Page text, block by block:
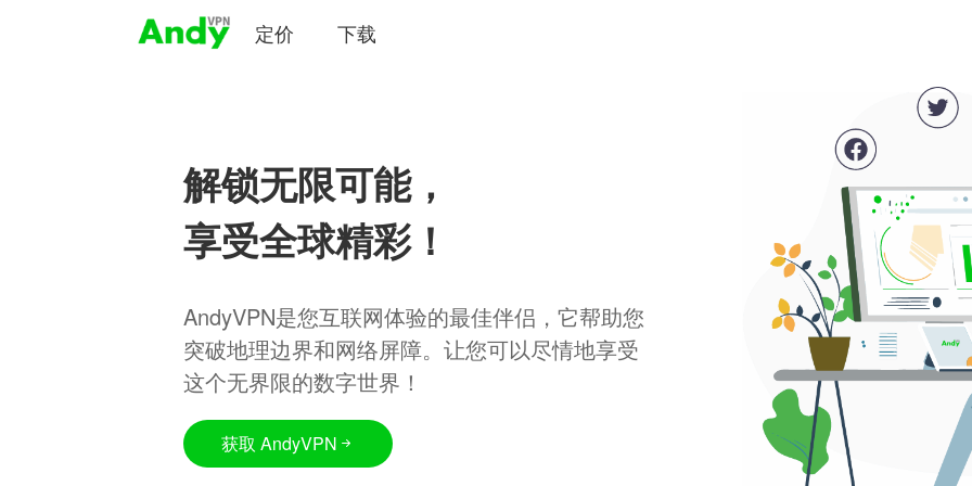
定价 下载
解锁无限可能，
享受全球精彩！
AndyVPN是您互联网体验的最佳伴侣，它帮助您
突破地理边界和网络屏障。让您可以尽情地享受
这个无界限的数字世界！
获取 AndyVPN